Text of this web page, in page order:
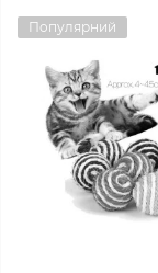
Популярний